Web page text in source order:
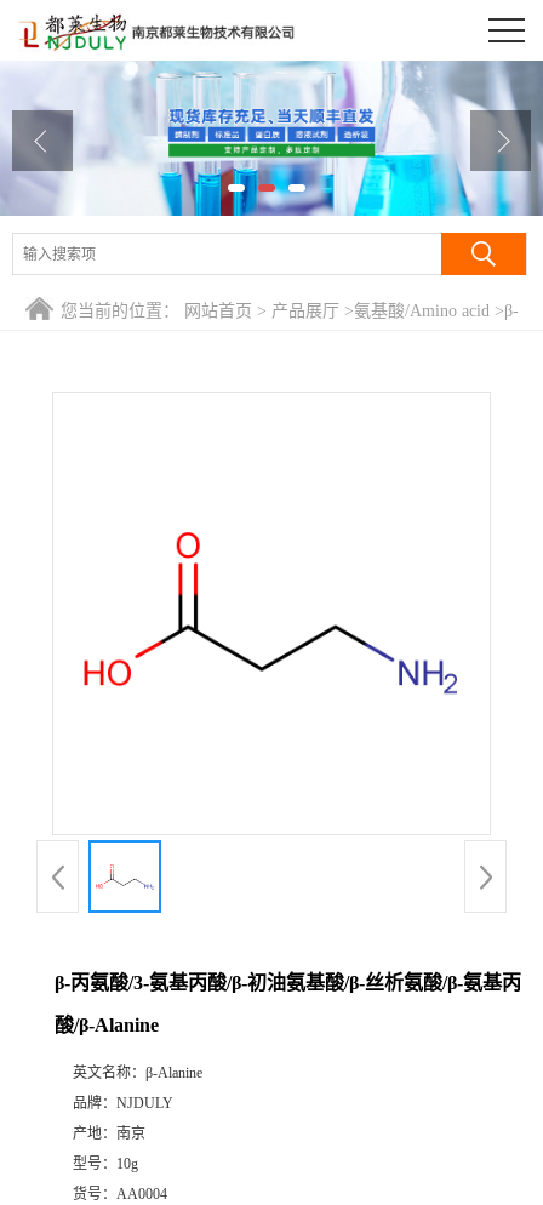
公司介绍
产品展厅
证书荣誉
您当前的位置： 网站首页 > 产品展厅 >氨基酸/Amino acid >β-
β-丙氨酸/3-氨基丙酸/β-初油氨基酸/β-丝析氨酸/β-氨基丙
酸/β-Alanine
英文名称： β-Alanine
品牌： NJDULY
产地： 南京
型号： 10g
货号： AA0004